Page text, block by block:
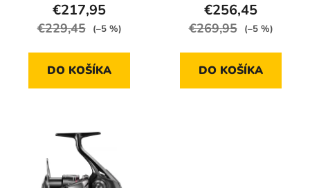
€217,95
€229,45 (–5 %)
DO KOŠÍKA
€256,45
€269,95 (–5 %)
DO KOŠÍKA